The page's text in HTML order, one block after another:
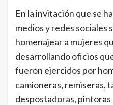
En la invitación que se
medios y redes sociales
homenajear a mujeres
desarrollando oficios
fueron ejercidos por
camioneras, remiseras,
despostadoras,